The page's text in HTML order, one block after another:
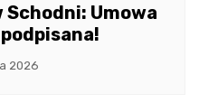
Schodni: Umowa
2026